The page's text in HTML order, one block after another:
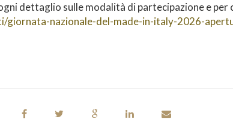
dettaglio sulle modalità di partecipazione e
giornata-nazionale-del-made-in-italy-2026-